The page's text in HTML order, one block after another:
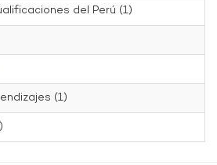
del Perú (1)
(1)